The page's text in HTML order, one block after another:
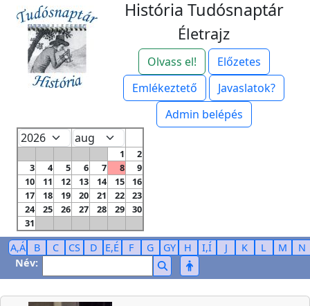
História Tudósnaptár
Életrajz
Olvass el!
Előzetes
Emlékeztető
Javaslatok?
Admin belépés
1
2
3
4 5 6 7 8
9
10
11 12 13 14 15
16
17
18 19 20 21 22
23
24
25 26 27 28 29
30
31
A,Á B C CS D E,É F G GY H I,Í J K L M
N
Név: